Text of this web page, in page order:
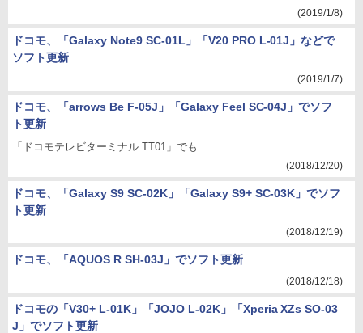
(2019/1/8)
ドコモ、「Galaxy Note9 SC-01L」「V20 PRO L-01J」などで
ソフト更新
(2019/1/7)
ドコモ、「arrows Be F-05J」「Galaxy Feel SC-04J」でソフ
ト更新
「ドコモテレビターミナル TT01」でも
(2018/12/20)
ドコモ、「Galaxy S9 SC-02K」「Galaxy S9+ SC-03K」でソフ
ト更新
(2018/12/19)
ドコモ、「AQUOS R SH-03J」でソフト更新
(2018/12/18)
ドコモの「V30+ L-01K」「JOJO L-02K」「Xperia XZs SO-03
J」でソフト更新